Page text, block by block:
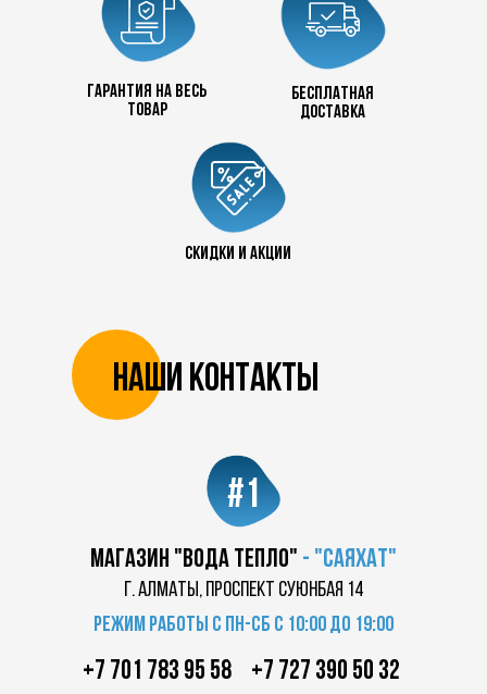
Гарантия на весь
товар
бесплатная
доставка
скидки и акции
Наши контакты
магазин "Вода Тепло" - "саяхат"
#1
г. Алматы, проспект суюнбая 14
Режим работы с пн-сб с 10:00 до 19:00
+7 701 783 95 58
+7 727 390 50 32
+7 727 390 50 32